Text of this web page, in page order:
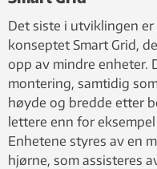
med en forbindelse som
flytende krystall-løsning.
Helstad
Det siste i utviklingen
konseptet Smart Grid,
opp av mindre enheter.
montering, samtidig
høyde og bredde etter
lettere enn for
Enhetene styres av en
hjørne, som assisteres